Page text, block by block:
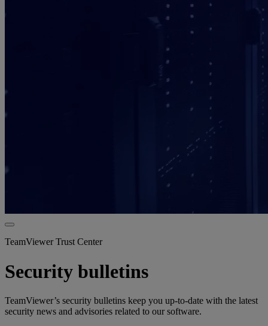
TeamViewer Trust Center
Security bulletins
TeamViewer’s security bulletins keep you up-to-date with the latest
security news and advisories related to our software.